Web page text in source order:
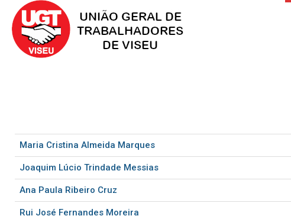
Maria Cristina Almeida Marques
Joaquim Lúcio Trindade Messias
Ana Paula Ribeiro Cruz
Rui José Fernandes Moreira